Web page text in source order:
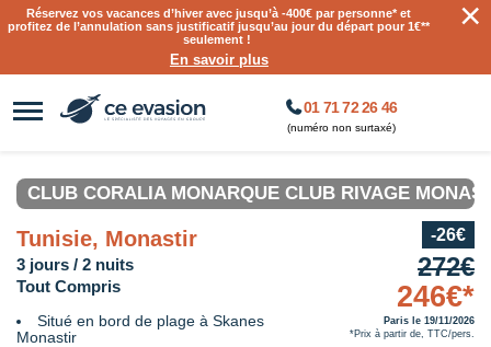
Réservez vos vacances d’hiver avec jusqu’à-400€ par personne* et
profitez de l’annulation sans justificatif jusqu’au jour du départ pour 1€**
seulement !
En savoir plus
×
01 71 72 26 46
(numéro non surtaxé)
CLUB CORALIA MONARQUE CLUB RIVAGE
Tunisie, Monastir
3 jours / 2 nuits
Tout Compris
Situé en bord de plage à Skanes
Monastir
-26€
272€
246€*
Paris le 19/11/2026
*Prix à partir de, TTC/pers.